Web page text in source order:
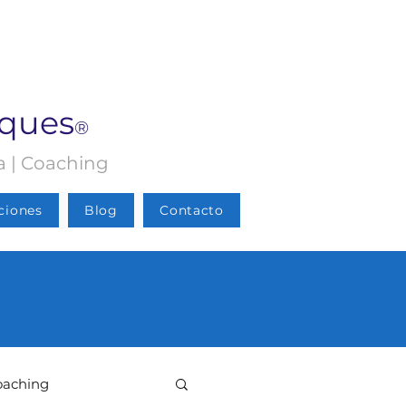
®
| Coaching
Blog Contacto